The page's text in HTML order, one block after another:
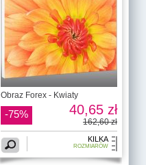
Obraz Forex - Kwiaty
-75% 40,65 zł
162,60 zł
KILKA
ROZMIARÓW